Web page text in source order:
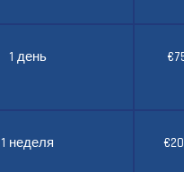
1 день
1 неделя